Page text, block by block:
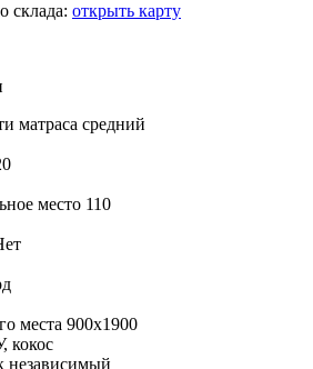
склада: открыть карту
матраса средний
место 110
места 900х1900
кокос
независимый